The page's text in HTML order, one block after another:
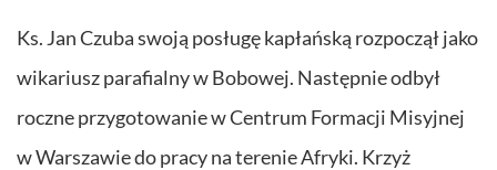
Ks. Jan Czuba swoją posługę kapłańską rozpoczął jako
wikariusz parafialny w Bobowej. Następnie odbył
roczne przygotowanie w Centrum Formacji Misyjnej
w Warszawie do pracy na terenie Afryki. Krzyż